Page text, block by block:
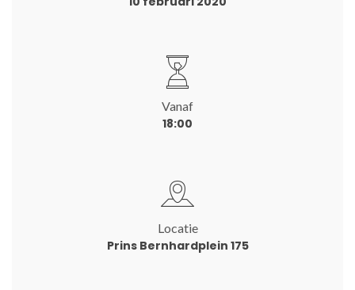
Vanaf
18:00
Locatie
Prins Bernhardplein 175